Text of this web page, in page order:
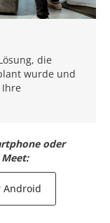
die
wurde und
oder
Android